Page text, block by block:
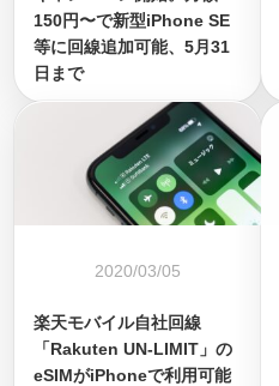
150円〜で新型iPhone SE
等に回線追加可能、5月31
日まで
2020/03/05
楽天モバイル自社回線
「Rakuten UN-LIMIT」の
eSIMがiPhoneで利用可能